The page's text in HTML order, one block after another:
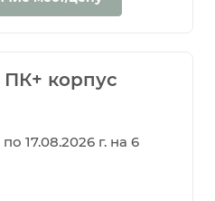
корпус
17.08.2026 г. на 6